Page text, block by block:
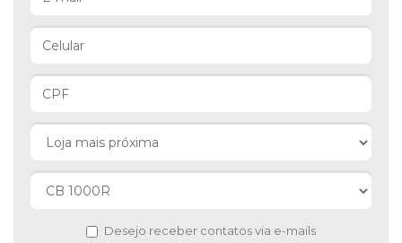
Desejo receber contatos via e-mails